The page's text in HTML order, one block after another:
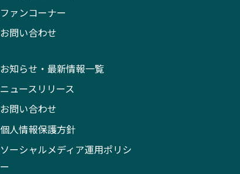
ファンコーナー
お問い合わせ
お知らせ・最新情報一覧
ニュースリリース
お問い合わせ
個人情報保護方針
ソーシャルメディア運用ポリシ
ー